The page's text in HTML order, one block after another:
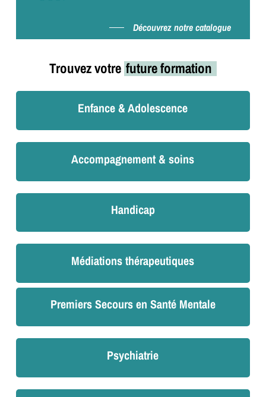
Découvrez notre catalogue
Trouvez votre future formation
Enfance & Adolescence
Accompagnement & soins
Handicap
Médiations thérapeutiques
Premiers Secours en Santé Mentale
Psychiatrie